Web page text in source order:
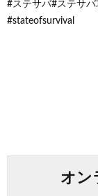
#ステサバ#ステサ
#stateofsurvival
オン